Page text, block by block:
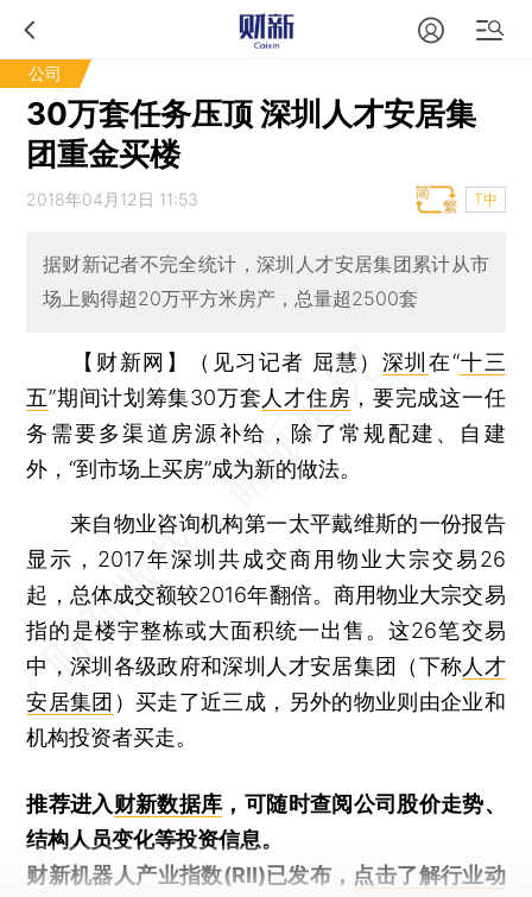
公司
30万套任务压顶 深圳人才安居集
团重金买楼
2018年04月12日 11:53 T中
据财新记者不完全统计，深圳人才安居集团累计从市
场上购得超20万平方米房产，总量超2500套
【财新网】（见习记者 屈慧） 深圳在“十三
五”期间计划筹集30万套 人才住房 ，要完成这一任
务需要多渠道房源补给，除了常规配建、自建
外，“到市场上买房”成为新的做法。
来自物业咨询机构第一太平戴维斯的一份报告
显示，2017年深圳共成交商用物业大宗交易26
起，总体成交额较2016年翻倍。商用物业大宗交易
指的是楼宇整栋或大面积统一出售。这26笔交易
中，深圳各级政府和深圳人才安居集团（下称人才
安居集团 ）买走了近三成，另外的物业则由企业和
机构投资者买走。
推荐进入财新数据库 ，可随时查阅公司股价走势、
结构人员变化等投资信息。
财新机器人产业指数(RII)已发布， 点击了解行业动